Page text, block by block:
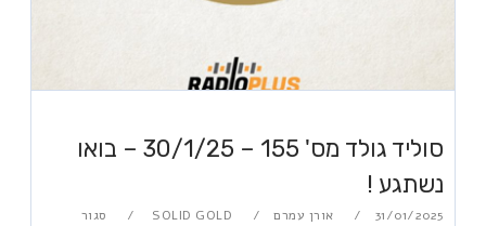
סוליד גולד מס' 155 – 30/1/25 – בואו
נשתגע !
31/01/2025 אורן עמרם SOLID GOLD
סגור